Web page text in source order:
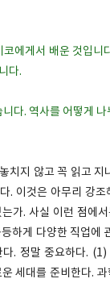
에게서 배운 것입니
다.
다. 역사를 어떻게
지 않고 꼭 읽고 지
이것은 아무리 강조
가. 사실 이런 점에
하게 다양한 직업에
. 정말 중요하다.
세대를 준비한다.